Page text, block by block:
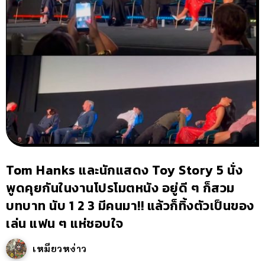
Tom Hanks และนักแสดง Toy Story 5 นั่ง
พูดคุยกันในงานโปรโมตหนัง อยู่ดี ๆ ก็สวม
บทบาท นับ 1 2 3 มีคนมา!! แล้วก็ทิ้งตัวเป็นของ
เล่น แฟน ๆ แห่ชอบใจ
เหมียวหง่าว